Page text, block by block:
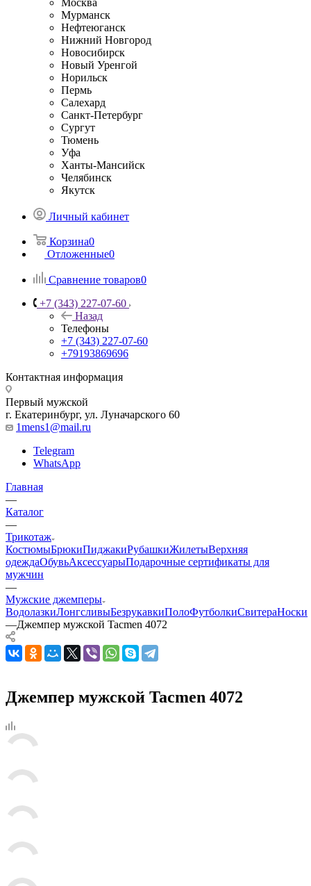
Москва
Мурманск
Нефтеюганск
Нижний Новгород
Новосибирск
Новый Уренгой
Норильск
Пермь
Салехард
Санкт-Петербург
Сургут
Тюмень
Уфа
Ханты-Мансийск
Челябинск
Якутск
Личный кабинет
Корзина0
Отложенные0
Сравнение товаров0
+7 (343) 227-07-60
Назад
Телефоны
+7 (343) 227-07-60
+79193869696
Контактная информация
Первый мужской
г. Екатеринбург, ул. Луначарского 60
1mens1@mail.ru
Telegram
WhatsApp
Главная
—
Каталог
—
Трикотаж
КостюмыБрюкиПиджакиРубашкиЖилетыВерхняя
одеждаОбувьАксессуарыПодарочные сертификаты для
мужчин
—
Мужские джемперы
ВодолазкиЛонгсливыБезрукавкиПолоФутболкиСвитераНоски
—Джемпер мужской Tacmen 4072
Джемпер мужской Tacmen 4072